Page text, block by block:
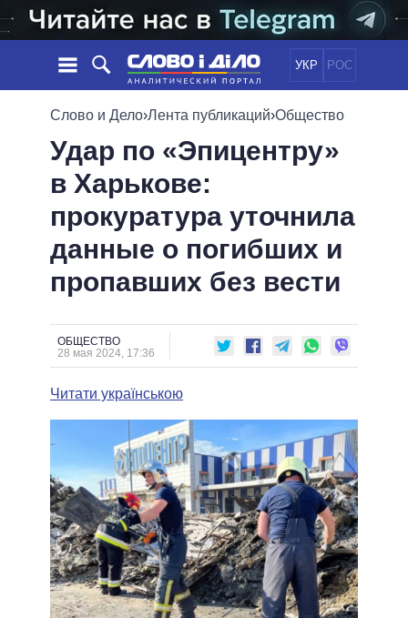
УКР РОС
НОВОСТИ
ЛЕНТА
СОБЫТИЯ
СТАТЬИ
МНЕНИЯ
ОБЗОРЫ
ДАЙДЖЕСТЫ
ПОЛИТИКА
ОБЩЕСТВО
МИР
ОБЕЩАНИЯ
ПОЛИТИКИ
ВСЕ ПОЛИТИКИ
ПРЕЗИДЕНТ И ОФИС
ВЕРХОВНАЯ РАДА
ГЛАВЫ ОБЛАДМИНИСТРАЦИЙ
МЭРЫ
ВСЕ ПЕРСОНЫ
ИНФОГРАФИКА
ВИДЕО
СРАВНЕНИЕ ПОЛИТИКОВ
Слово и Дело›Лента публикаций›Общество
Удар по «Эпицентру»
в Харькове:
прокуратура уточнила
данные о погибших и
пропавших без вести
ОБЩЕСТВО
28 мая 2024, 17:36
Читати українською